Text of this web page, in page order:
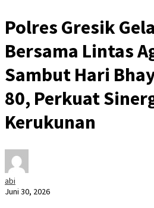
Polres Gresik
Bersama Lintas
Sambut Hari
80, Perkuat
Kerukunan
abi
Juni 30, 2026